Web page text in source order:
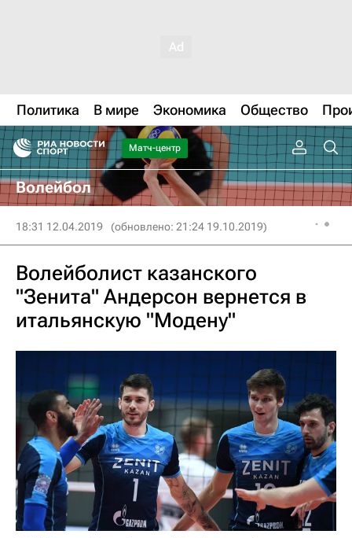
Политика В мире Экономика Общество
Матч-центр
Волейбол
18:31 12.04.2019 (обновлено: 21:24 19.10.2019)
Волейболист казанского
"Зенита" Андерсон вернется в
итальянскую "Модену"